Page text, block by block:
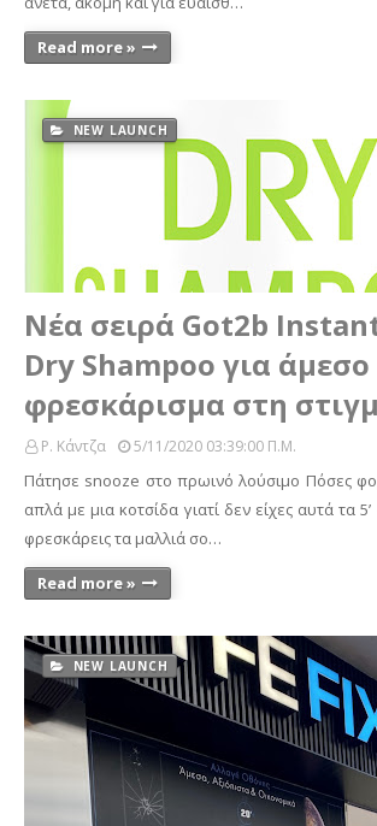
Read more »
NEW LAUNCH
Νέα σειρά Got2b
Dry Shampoo για άμεσο
φρεσκάρισμα στη
Ρ. Κάντζα 5/11/2020 03:39:00 Π.μ.
Πάτησε snooze στο πρωινό λούσιμο Πόσες
απλά με μια κοτσίδα γιατί δεν είχες αυτά τα
φρεσκάρεις τα μαλλιά σο…
Read more »
NEW LAUNCH